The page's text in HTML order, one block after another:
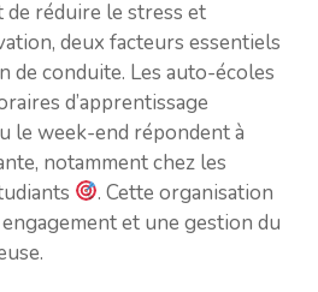
réduire le stress et
deux facteurs essentiels
de conduite. Les auto-écoles
d’apprentissage
le week-end répondent à
notamment chez les
. Cette organisation
et une gestion du